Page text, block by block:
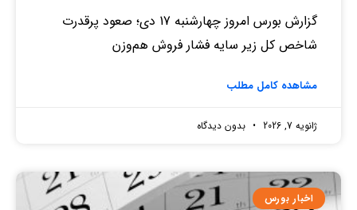
گزارش بورس امروز چهارشنبه 17 دی؛ صعود پرقدرت
شاخص کل زیر سایه فشار فروش هم‌وزن
مشاهده کامل مطلب
ژانویه 7, 2026 بدون دیدگاه
اخبار بورس